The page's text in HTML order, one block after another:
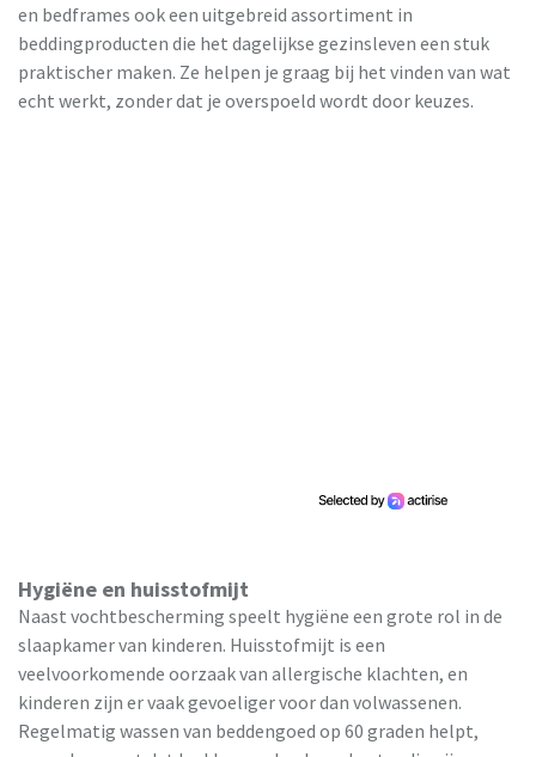
en bedframes ook een uitgebreid assortiment in
beddingproducten die het dagelijkse gezinsleven een stuk
praktischer maken. Ze helpen je graag bij het vinden van wat
echt werkt, zonder dat je overspoeld wordt door keuzes.
Hygiëne en huisstofmijt
Naast vochtbescherming speelt hygiëne een grote rol in de
slaapkamer van kinderen. Huisstofmijt is een
veelvoorkomende oorzaak van allergische klachten, en
kinderen zijn er vaak gevoeliger voor dan volwassenen.
Regelmatig wassen van beddengoed op 60 graden helpt,